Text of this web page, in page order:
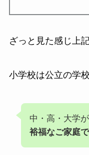
ざっと見た感じ上
小学校は公立の学
中・高・大学
裕福なご家庭